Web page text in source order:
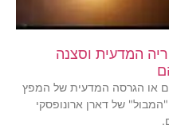
וסצנה
הגרסה המדעית של המפץ
של דארן ארונופסקי